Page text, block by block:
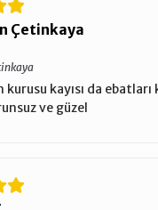
Çetinkaya
kurusu kayısı da
ve güzel